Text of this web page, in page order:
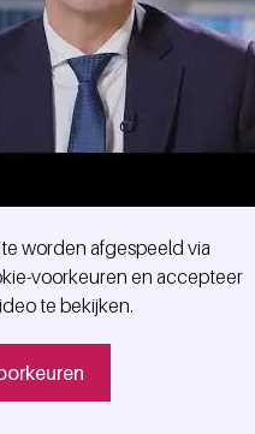
worden afgespeeld via
voorkeuren en accepteer
te bekijken.